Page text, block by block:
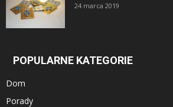
24 marca 2019
POPULARNE KATEGORIE
Dom
Porady